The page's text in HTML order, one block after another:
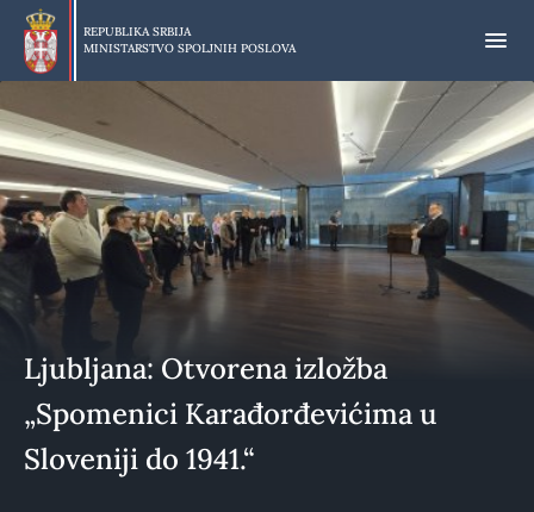
Preskoči
glavni
deo
REPUBLIKA SRBIJA
MINISTARSTVO SPOLJNIH POSLOVA
Ljubljana: Otvorena izložba
„Spomenici Karađorđevićima u
Sloveniji do 1941.“